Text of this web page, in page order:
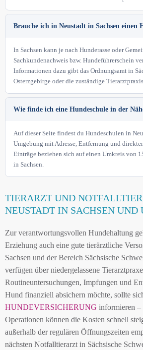
Brauche ich in Neustadt in Sachsen einen
In Sachsen kann je nach Hunderasse oder
Sachkundenachweis bzw. Hundeführerschein
Informationen dazu gibt das Ordnungsamt in
Osterzgebirge oder die zuständige Tierarztpraxis.
Wie finde ich eine Hundeschule in der
Auf dieser Seite findest du Hundeschulen in
Umgebung mit Adresse, Entfernung und
Einträge beziehen sich auf einen Umkreis von
in Sachsen.
TIERARZT UND
NEUSTADT IN SACHSEN UND
Zur verantwortungsvollen Hundehaltung
Erziehung auch eine gute tierärztliche
Sachsen und der Bereich Sächsische
verfügen über niedergelassene
Routineuntersuchungen, Impfungen und
Hund finanziell absichern möchte, sollte
HUNDEVERSICHERUNG informieren –
Operationen können die Kosten schnell
außerhalb der regulären Öffnungszeiten
nächsten Notfalltierarzt in Sächsische